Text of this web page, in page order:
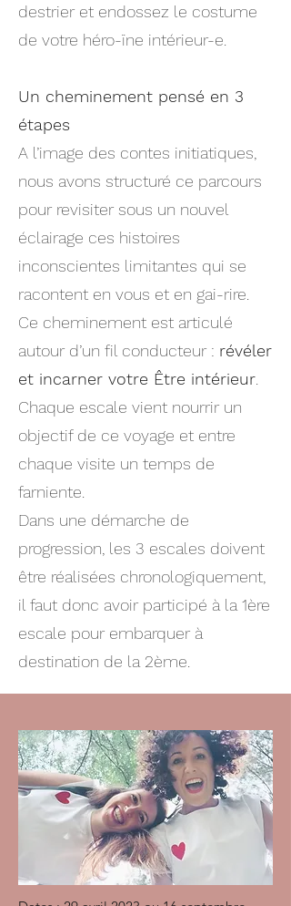
destrier et endossez le costume
de votre héro-ïne intérieur-e.
Un cheminement pensé en 3
étapes
A l’image des contes initiatiques,
nous avons structuré ce parcours
pour revisiter sous un nouvel
éclairage ces histoires
inconscientes limitantes qui se
racontent en vous et en gai-rire.
Ce cheminement est articulé
autour d’un fil conducteur : révéler
et incarner votre Être intérieur
Chaque escale vient nourrir un
objectif de ce voyage et entre
chaque visite un temps de
farniente.
Dans une démarche de
progression, les 3 escales doivent
être réalisées chronologiquement,
il faut donc avoir participé à la 1ère
escale pour embarquer à
destination de la 2ème.